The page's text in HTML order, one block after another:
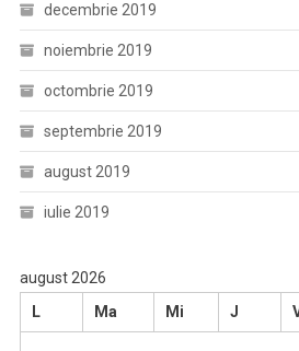
decembrie 2019
noiembrie 2019
octombrie 2019
septembrie 2019
august 2019
iulie 2019
august 2026
L
Ma Mi J